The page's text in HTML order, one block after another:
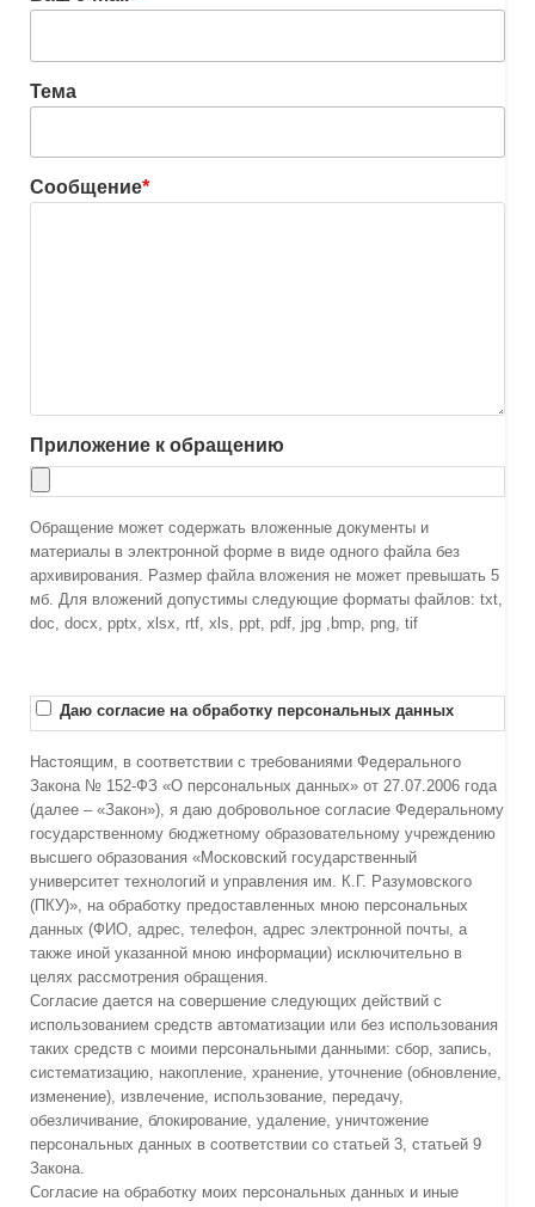
Тема
Сообщение*
Приложение к обращению
Обращение может содержать вложенные документы и
материалы в электронной форме в виде одного файла без
архивирования. Размер файла вложения не может превышать 5
мб. Для вложений допустимы следующие форматы файлов: txt,
doc, docx, pptx, xlsx, rtf, xls, ppt, pdf, jpg ,bmp, png, tif
Даю согласие на обработку персональных данных
Настоящим, в соответствии с требованиями Федерального
Закона № 152-ФЗ «О персональных данных» от 27.07.2006 года
(далее – «Закон»), я даю добровольное согласие Федеральному
государственному бюджетному образовательному учреждению
высшего образования «Московский государственный
университет технологий и управления им. К.Г. Разумовского
(ПКУ)», на обработку предоставленных мною персональных
данных (ФИО, адрес, телефон, адрес электронной почты, а
также иной указанной мною информации) исключительно в
целях рассмотрения обращения.
Согласие дается на совершение следующих действий с
использованием средств автоматизации или без использования
таких средств с моими персональными данными: сбор, запись,
систематизацию, накопление, хранение, уточнение (обновление,
изменение), извлечение, использование, передачу,
обезличивание, блокирование, удаление, уничтожение
персональных данных в соответствии со статьей 3, статьей 9
Закона.
Согласие на обработку моих персональных данных и иные